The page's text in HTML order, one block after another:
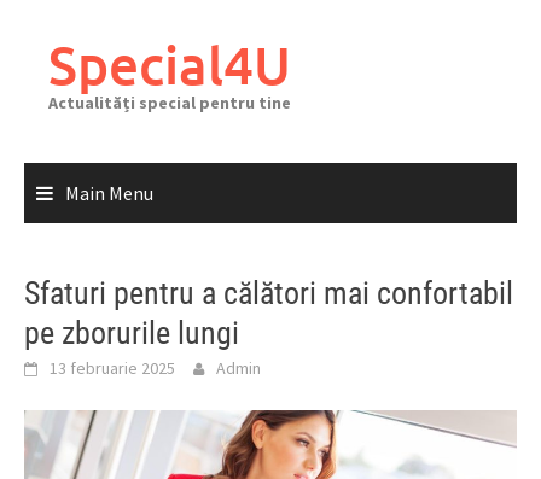
contentSpecial4U
Actualități special pentru tine
Main Menu
Sfaturi pentru a călători mai confortabil
pe zborurile lungi
13 februarie 2025 Admin